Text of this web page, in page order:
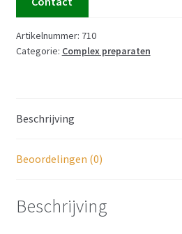
Artikelnummer: 710
Categorie: Complex preparaten
Beschrijving
Beoordelingen (0)
Beschrijving